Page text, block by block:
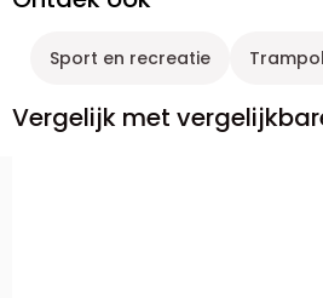
Sport en recreatie
Vergelijk met